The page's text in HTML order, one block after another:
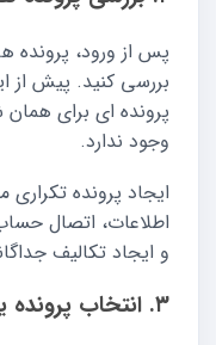
پس از ورود، پرونده
بررسی کنید. پیش از
پرونده ای برای
وجود ندارد.
ایجاد پرونده
اطلاعات، اتصال
و ایجاد تکالیف
۳. انتخاب پرونده یا شروع ثبت نام